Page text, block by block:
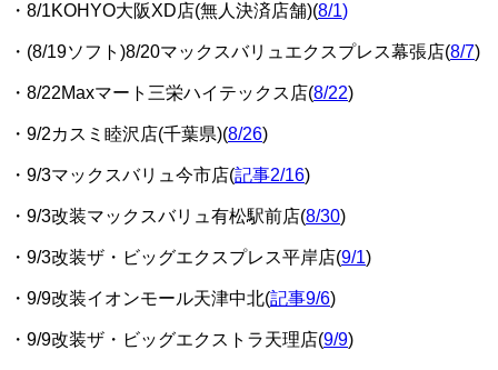
・8/1KOHYO大阪XD店(無人決済店舗)(8/1)
・(8/19ソフト)8/20マックスバリュエクスプレス幕張店(8/7)
・8/22Maxマート三栄ハイテックス店(8/22)
・9/2カスミ睦沢店(千葉県)(8/26)
・9/3マックスバリュ今市店(記事2/16)
・9/3改装マックスバリュ有松駅前店(8/30)
・9/3改装ザ・ビッグエクスプレス平岸店(9/1)
・9/9改装イオンモール天津中北(記事9/6)
・9/9改装ザ・ビッグエクストラ天理店(9/9)